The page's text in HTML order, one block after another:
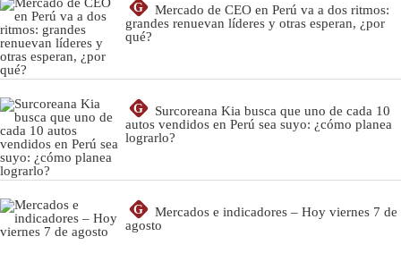
G
Mercado de CEO en Perú va a dos ritmos:
grandes renuevan líderes y otras esperan, ¿por
qué?
G
Surcoreana Kia busca que uno de cada 10
autos vendidos en Perú sea suyo: ¿cómo planea
lograrlo?
G
Mercados e indicadores – Hoy viernes 7 de
agosto